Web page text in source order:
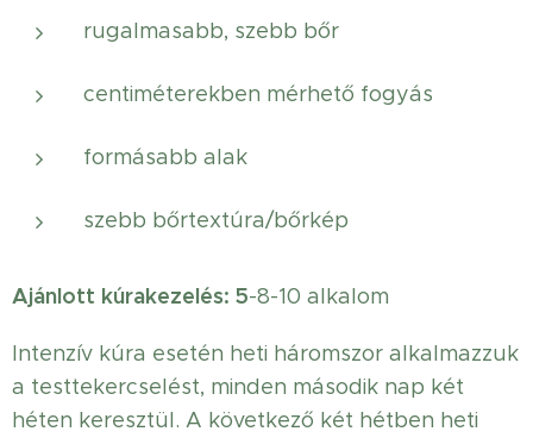
rugalmasabb, szebb bőr
centiméterekben mérhető fogyás
formásabb alak
szebb bőrtextúra/bőrkép
Ajánlott kúrakezelés: 5-8-10 alkalom
Intenzív kúra esetén heti háromszor alkalmazzuk
a testtekercselést, minden második nap két
héten keresztül. A következő két hétben heti